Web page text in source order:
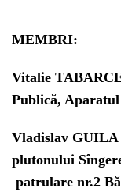
MEMBRI:
Vitalie
Publică,
Vladislav GUILA
plutonului
patrulare nr.2